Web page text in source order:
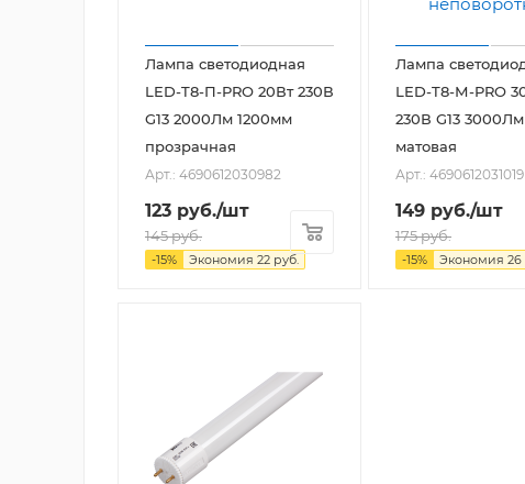
Лампа светодиодная
LED-T8-П-PRO 20Вт 230В
G13 2000Лм 1200мм
прозрачная
Арт.: 4690612030982
123 руб./шт
145руб.
-15% Экономия 22 руб.
Лампа
LED-T8-М-PRO
230В G13
матовая
Арт.: 4690612031019
149 руб./шт
175руб.
-15% Экономия 26